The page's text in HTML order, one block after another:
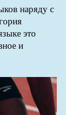
наряду с
это
и